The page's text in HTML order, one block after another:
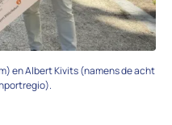
en Albert Kivits (namens de acht